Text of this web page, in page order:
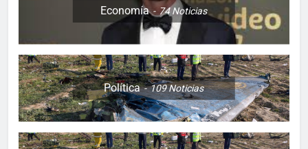
Economía 74Noticias
Política 109Noticias